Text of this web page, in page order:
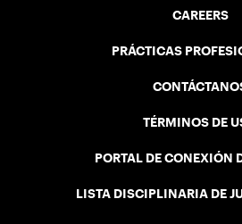
CAREERS
PRÁCTICAS
TÉRMINOS DE
PORTAL DE CONEXIÓN
LISTA DISCIPLINARIA DE